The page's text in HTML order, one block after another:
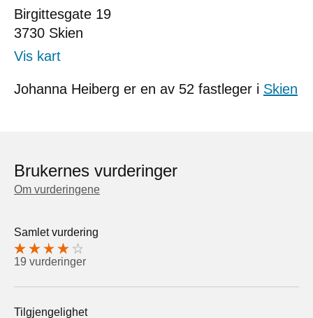
Birgittesgate 19
3730 Skien
Vis kart
Johanna Heiberg er en av 52 fastleger i Skien
Brukernes vurderinger
Om vurderingene
Samlet vurdering
19 vurderinger
Tilgjengelighet